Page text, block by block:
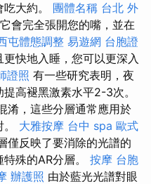
大約。 團體名稱 台北 外
會完全張開您的嘴，並在
屯體態調整 易遊網 台胞證
快地入睡，您可以更深入
證照 有一些研究表明，夜
高褪黑激素水平2-3次。
淆，這些分層通常應用於
大雅按摩 台中 spa 歐式
僅反映了要消除的光譜的
殊的AR分層。 按摩 台胞
辦護照 由於藍光光譜對眼